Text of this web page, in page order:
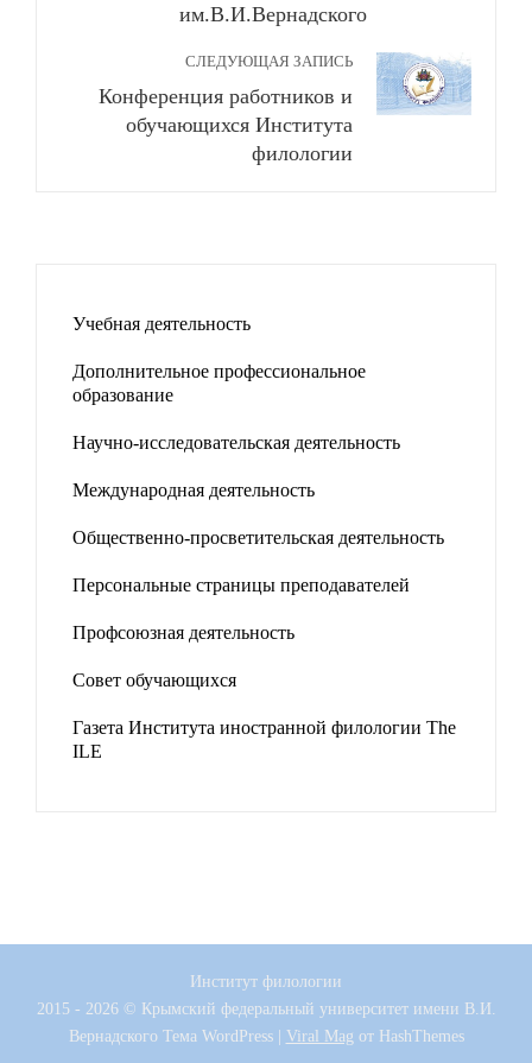
им.В.И.Вернадского
СЛЕДУЮЩАЯ ЗАПИСЬ
Конференция работников и
обучающихся Института
филологии
Учебная деятельность
Дополнительное профессиональное
образование
Научно-исследовательская деятельность
Международная деятельность
Общественно-просветительская деятельность
Персональные страницы преподавателей
Профсоюзная деятельность
Совет обучающихся
Газета Института иностранной филологии The
ILE
Институт филологии
2015 - 2026 © Крымский федеральный университет имени В.И.
ВернадскогоТема WordPress | Viral Mag от HashThemes